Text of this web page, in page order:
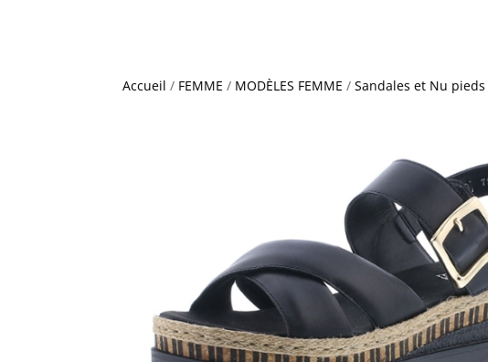
Accueil / FEMME / MODÈLES FEMME /Sandales et Nu pieds